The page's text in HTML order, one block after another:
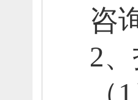
咨
2、